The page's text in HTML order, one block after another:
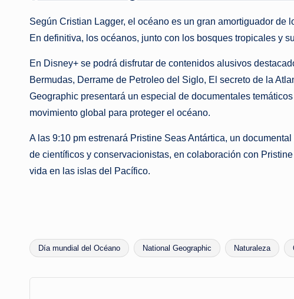
Según Cristian Lagger, el océano es un gran amortiguador
En definitiva, los océanos, junto con los bosques tropicales y
En Disney+ se podrá disfrutar de contenidos alusivos
Bermudas, Derrame de Petroleo del Siglo, El secreto de la
Geographic presentará un especial de documentales
movimiento global para proteger el océano.
A las 9:10 pm estrenará Pristine Seas Antártica, un
de científicos y conservacionistas, en colaboración con
vida en las islas del Pacífico.
Etiquetas:
Día mundial del Océano National Geographic Naturaleza